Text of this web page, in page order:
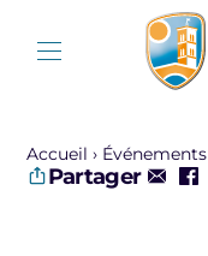
Accueil Événements
Partager